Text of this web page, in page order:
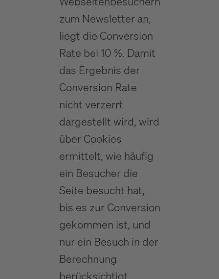
zum Newsletter an,
liegt die Conversion
Rate bei 10 %. Damit
das Ergebnis der
Conversion Rate
nicht verzerrt
dargestellt wird, wird
über Cookies
ermittelt, wie häufig
ein Besucher die
Seite besucht hat,
bis es zur Conversion
gekommen ist, und
nur ein Besuch in der
Berechnung
berücksichtigt